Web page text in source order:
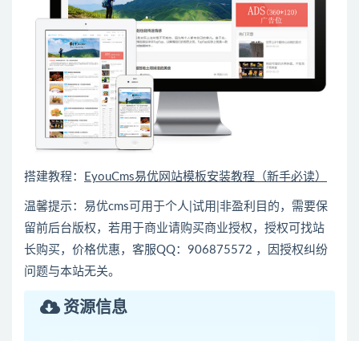
搭建教程： EyouCms易优网站模板安装教程（新手必读）
温馨提示：易优cms可用于个人|试用|非盈利目的，需要保
留前后台版权，若用于商业请购买商业授权，授权可找站
长购买，价格优惠，客服QQ：906875572 ，因授权纠纷
问题与本站无关。
资源信息